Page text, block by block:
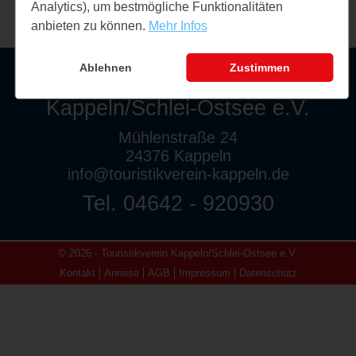
Touristikverein
Kappeln/Schlei-Ostsee e.V.
Mühlenstraße 24
24376 Kappeln
info@touristikverein-kappeln.de
Tel. 04642 - 920930
© 2026 - Touristikverein Kappeln/Schlei-Ostsee e.V.
Kontakt
Anreise AGB Impressum Datenschutz
Analytics), um bestmögliche Funktionalitäten
anbieten zu können. Mehr Infos
Ablehnen Zustimmen